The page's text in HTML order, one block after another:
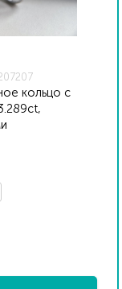
кольцо с